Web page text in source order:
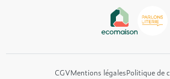
CGVMentions légalesPolitique de